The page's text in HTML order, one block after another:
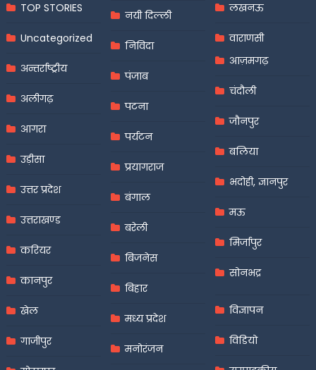
TOP STORIES
Uncategorized
अन्तर्राष्ट्रीय
अलीगढ़
आगरा
उड़ीसा
उत्तर प्रदेश
उत्तराखण्ड
करियर
कानपुर
खेल
गाजीपुर
नयी दिल्ली
निविदा
पंजाब
पटना
पर्यटन
प्रयागराज
बंगाल
बरेली
बिजनेस
बिहार
मध्य प्रदेश
मनोरंजन
लखनऊ
वाराणसी
आज़मगढ़
चंदौली
जौनपुर
बलिया
भदोही, ज्ञानपुर
मऊ
मिर्जापुर
सोनभद्र
विज्ञापन
विडियो